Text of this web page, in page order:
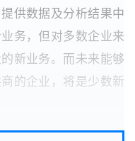
供数据及分析结果中
务，但对多数企业来
新业务。而未来能够
的企业，将是少数新